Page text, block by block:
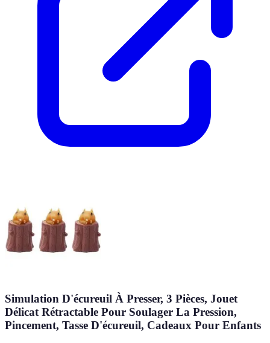
Simulation D'écureuil À Presser, 3 Pièces, Jouet
Délicat Rétractable Pour Soulager La Pression,
Pincement, Tasse D'écureuil, Cadeaux Pour Enfants